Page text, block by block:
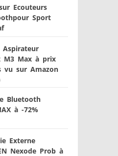
Ecouteurs
Sport
Aspirateur
M3 Max à prix
vu sur Amazon
Bluetooth
à -72%
Externe
Nexode Prob à